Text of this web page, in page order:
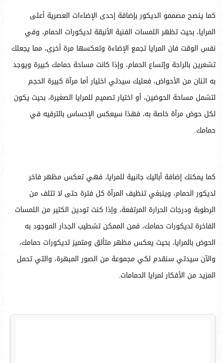
كما ينصح مصممو الديكور بإضافة إحدى الإضاءات العصرية أعلى
المرايا، بحيث تظهر اللمسات الفنية الأنيقة لديكورات الحمام، وفي
نفس الوقت فان المرايا تجمع الإضاءة وتعكسها مرة أخرى، مما يجعلك
تشعرين بالراحة وإتساع الحمام، وإذا كانت مساحة حمامك كبيرة ويوجد
به اثنان من الأحواض، فعليك سيدتي اختيار أما مرآة كبيرة الحجم
لتشمل مساحة الحوضين، أو اختيار تصميم للمرايا الصغيرة، بحيث يكون
لكل حوض مرآة خاصة به، فهذا سيعكس الإحساس بالترفيه في
حمامك.
كما يمكنك إضافة أباليك جانبية للمرايا، فهي تعكس مظهر فاخر
لديكور الحمام، وينبغي تنظيف المرآة كل فترة حتى لا تتلف من
الرطوبة ودرجات الحرارة المرتفعة، وإذا كنت تودين الكثير من اللمسات
الفاخرة لديكورات حمامك، فمن الممكن تشطيب الجدار الموجود به
الحوض بالمرايا، بحيث يعكس مظهر متألق ومتميز لديكورات حمامك،
والآن سيدتي سنقدم لكي مجموعة من الصور المبهرة، والتي تحمل
المزيد من الأفكار لمرايا الحمامات.